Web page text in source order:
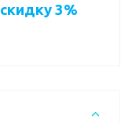
скидку 3%